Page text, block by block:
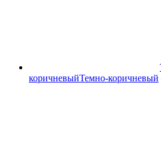
коричневыйТемно-коричневый